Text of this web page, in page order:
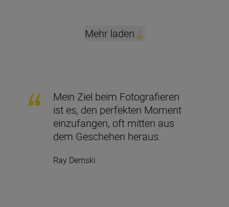
Mehr laden
Mein Ziel beim Fotografieren
ist es, den perfekten Moment
einzufangen, oft mitten aus
dem Geschehen heraus.
Ray Demski